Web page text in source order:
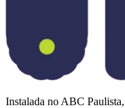
Instalada no ABC